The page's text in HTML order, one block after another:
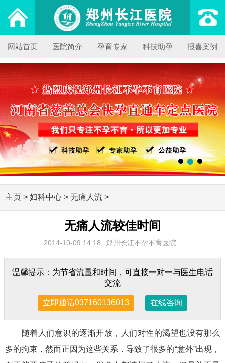
网站首页 医院简介 孕育专家 科技助孕 报喜案例
主页 > 妇科中心 > 无痛人流 >
无痛人流较佳时间
2014-10-09 14:18 郑州长江不孕不育医院
温馨提示：为节省流量和时间，可直接一对一与医生电话
交流
立即通话037160136013 在线咨询
随着人们意识的逐渐开放，人们对性的渴望也没有那么
多的拘束，然而正因为这些关系，导致了很多的“意外”出现，